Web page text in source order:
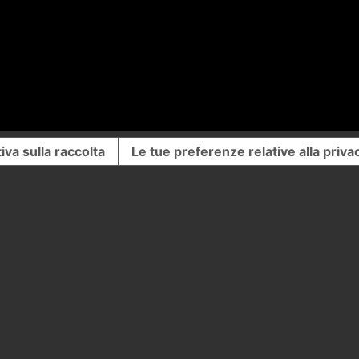
sulla raccolta Le tue preferenze relative alla